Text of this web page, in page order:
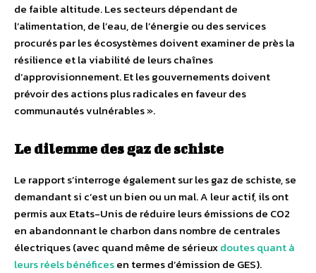
de faible altitude. Les secteurs dépendant de
l’alimentation, de l’eau, de l’énergie ou des services
procurés par les écosystèmes doivent examiner de près la
résilience et la viabilité de leurs chaînes
d’approvisionnement. Et les gouvernements doivent
prévoir des actions plus radicales en faveur des
communautés vulnérables ».
Le dilemme des gaz de schiste
Le rapport s’interroge également sur les gaz de schiste, se
demandant si c’est un bien ou un mal. A leur actif, ils ont
permis aux Etats-Unis de réduire leurs émissions de CO2
en abandonnant le charbon dans nombre de centrales
électriques (avec quand même de sérieuxdoutes quant à
leurs réels bénéficesen termes d’émission de GES).